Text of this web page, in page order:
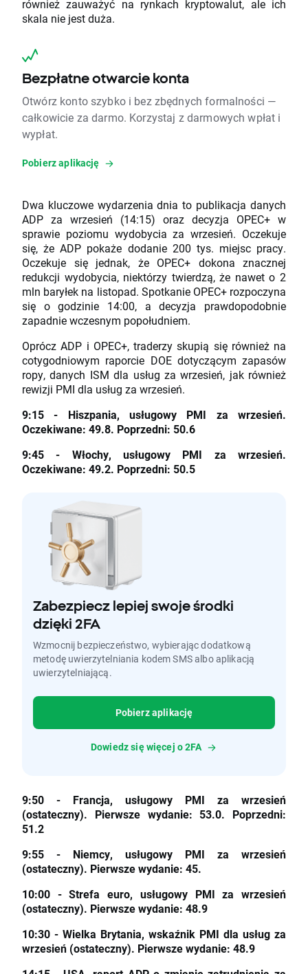
również zauważyć na rynkach kryptowalut, ale ich
skala nie jest duża.
Bezpłatne otwarcie konta
Otwórz konto szybko i bez zbędnych formalności —
całkowicie za darmo. Korzystaj z darmowych wpłat i
wypłat.
Pobierz aplikację
Dwa kluczowe wydarzenia dnia to publikacja danych
ADP za wrzesień (14:15) oraz decyzja OPEC+ w
sprawie poziomu wydobycia za wrzesień. Oczekuje
się, że ADP pokaże dodanie 200 tys. miejsc pracy.
Oczekuje się jednak, że OPEC+ dokona znacznej
redukcji wydobycia, niektórzy twierdzą, że nawet o 2
mln baryłek na listopad. Spotkanie OPEC+ rozpoczyna
się o godzinie 14:00, a decyzja prawdopodobnie
zapadnie wczesnym popołudniem.
Oprócz ADP i OPEC+, traderzy skupią się również na
cotygodniowym raporcie DOE dotyczącym zapasów
ropy, danych ISM dla usług za wrzesień, jak również
rewizji PMI dla usług za wrzesień.
9:15 - Hiszpania, usługowy PMI za wrzesień.
Oczekiwane: 49.8. Poprzedni: 50.6
9:45 - Włochy, usługowy PMI za wrzesień.
Oczekiwane: 49.2. Poprzedni: 50.5
Zabezpiecz lepiej swoje środki
dzięki 2FA
Wzmocnij bezpieczeństwo, wybierając dodatkową
metodę uwierzytelniania kodem SMS albo aplikacją
uwierzytelniającą.
Pobierz aplikację
Dowiedz się więcej o 2FA
9:50 - Francja, usługowy PMI za wrzesień
(ostateczny). Pierwsze wydanie: 53.0. Poprzedni:
51.2
9:55 - Niemcy, usługowy PMI za wrzesień
(ostateczny). Pierwsze wydanie: 45.
10:00 - Strefa euro, usługowy PMI za wrzesień
(ostateczny). Pierwsze wydanie: 48.9
10:30 - Wielka Brytania, wskaźnik PMI dla usług za
wrzesień (ostateczny). Pierwsze wydanie: 48.9